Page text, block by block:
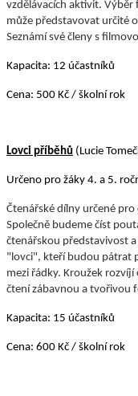
vzdělávacích aktivit.
může představovat určité
Seznámí své členy s
Kapacita: 12 účastníků
Cena: 500 Kč / školní rok
Lovci příběhů (Lucie
Určeno pro žáky 4. a 5.
Čtenářské dílny určené
Společně budeme číst
čtenářskou představivost
"lovci", kteří budou pátrat
mezi řádky. Kroužek
čtení zábavnou a tvořivou
Kapacita: 15 účastníků
Cena: 600 Kč / školní rok